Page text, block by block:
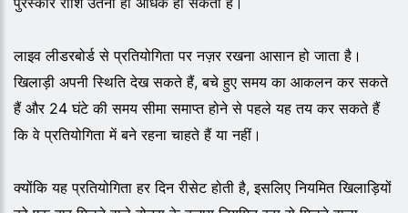
लाइव लीडरबोर्ड से प्रतियोगिता पर नज़र रखना आसान हो जाता है।
खिलाड़ी अपनी स्थिति देख सकते हैं, बचे हुए समय का आकलन कर सकते
हैं और 24 घंटे की समय सीमा समाप्त होने से पहले यह तय कर सकते हैं
कि वे प्रतियोगिता में बने रहना चाहते हैं या नहीं।
क्योंकि यह प्रतियोगिता हर दिन रीसेट होती है, इसलिए नियमित खिलाड़ियों